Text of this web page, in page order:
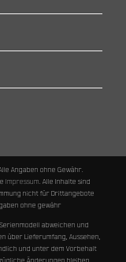
Angaben ohne Gewähr.
Impressum. Alle Inhalte sind
nicht für Drittangebote
ohne gewähr
abweichen und
über Lieferumfang, Aussehen,
und unter dem Vorbehalt